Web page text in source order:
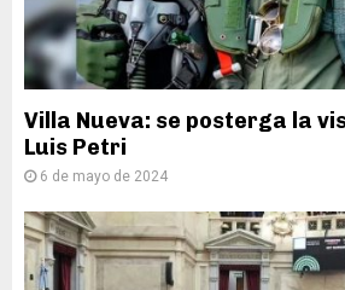
Villa Nueva: se posterga la
Luis Petri
6 de mayo de 2024